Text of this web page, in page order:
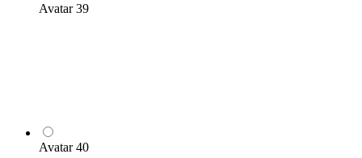
Avatar 39
Avatar 40